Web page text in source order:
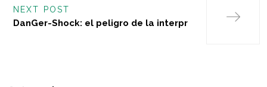
NEXT POST
DanGer-Shock: el peligro de la interpr